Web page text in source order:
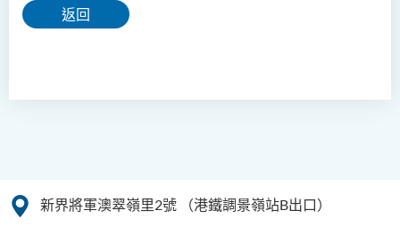
返回
新界將軍澳翠嶺里2號 （港鐵調景嶺站B出口）